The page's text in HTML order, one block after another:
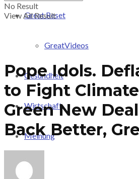
Great Reset
GreatVideos
Gesundheit
Wirtschaft
Meinung
PRICING
No Result
View All Result
Pope Idols.
to Fight
Green New
Back Better,